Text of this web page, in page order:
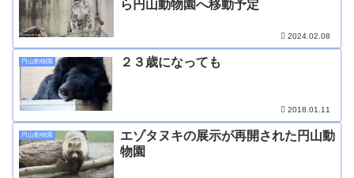
ら円山動物園へ移動予定
2024.02.08
円山動物園 ２３歳になっても
2018.01.11
円山動物園
エゾタヌキの展示が再開された円山動
物園